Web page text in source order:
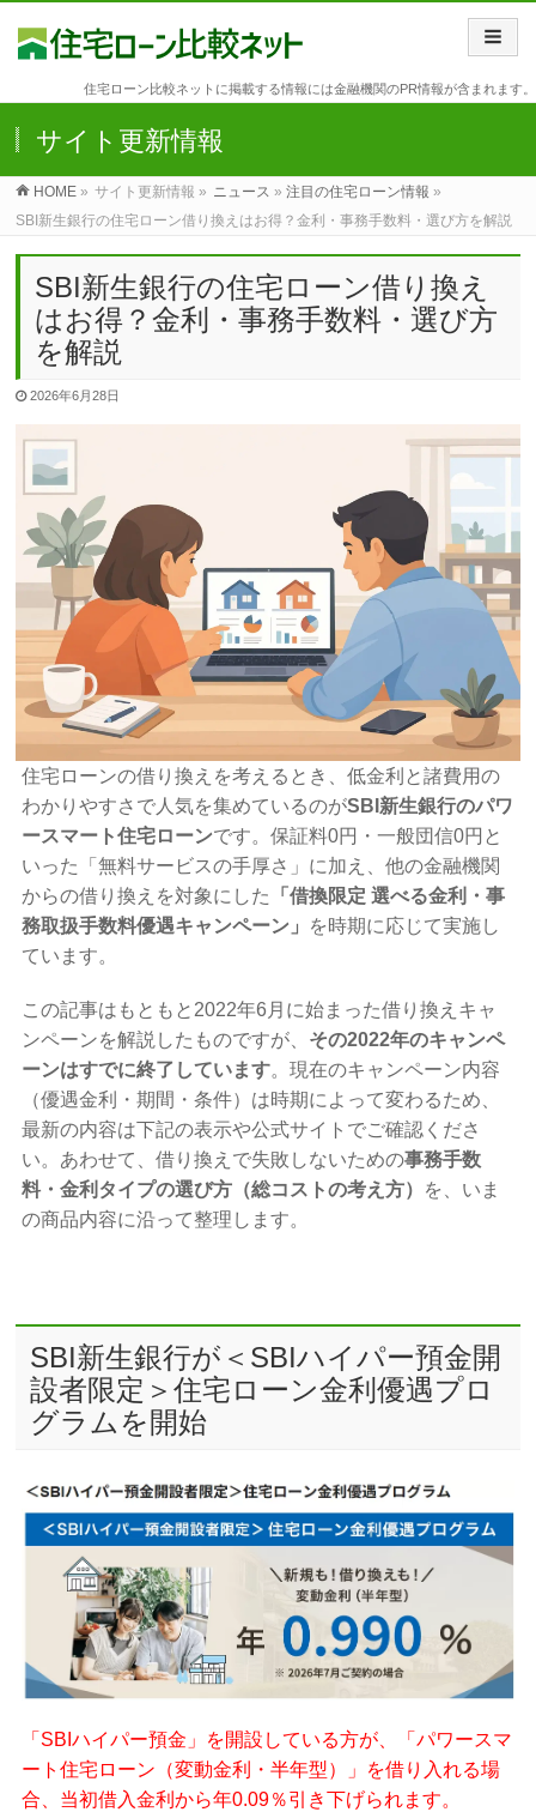
住宅ローン比較ネットに掲載する情報には金融機関のPR情報が含まれます。
サイト更新情報
HOME » サイト更新情報 » ニュース »注目の住宅ローン情報 »
SBI新生銀行の住宅ローン借り換えはお得？金利・事務手数料・選び方を解説
SBI新生銀行の住宅ローン借り換え
はお得？金利・事務手数料・選び方
を解説
2026年6月28日
住宅ローンの借り換えを考えるとき、低金利と諸費用の
わかりやすさで人気を集めているのがSBI新生銀行のパワ
ースマート住宅ローンです。保証料0円・一般団信0円と
いった「無料サービスの手厚さ」に加え、他の金融機関
からの借り換えを対象にした
「借換限定 選べる金利・事
務取扱手数料優遇キャンペーン」 を時期に応じて実施し
ています。
この記事はもともと2022年6月に始まった借り換えキャ
ンペーンを解説したものですが、 その2022年のキャンペ
ーンはすでに終了しています。現在のキャンペーン内容
（優遇金利・期間・条件）は時期によって変わるため、
最新の内容は下記の表示や公式サイトでご確認くださ
い。あわせて、借り換えで失敗しないための事務手数
料・金利タイプの選び方（総コストの考え方） を、いま
の商品内容に沿って整理します。
SBI新生銀行が＜SBIハイパー預金開
設者限定＞住宅ローン金利優遇プロ
グラムを開始
「SBIハイパー預金」を開設している方が、「パワースマ
ート住宅ローン（変動金利・半年型）」を借り入れる場
合、当初借入金利から年0.09％引き下げられます。